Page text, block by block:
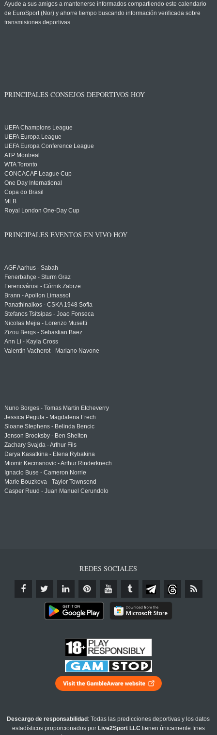
Ayude a sus amigos a mantenerse informados compartiendo este calendario
de EuroSport (Nor) y ahorre tiempo buscando información verificada sobre
transmisiones deportivas.
PRINCIPALES CONSEJOS DEPORTIVOS HOY
UEFA Champions League
UEFA Europa League
UEFA Europa Conference League
ATP Montreal
WTA Toronto
CONCACAF League Cup
One Day International
Copa do Brasil
MLB
Royal London One-Day Cup
PRINCIPALES EVENTOS EN VIVO HOY
AGF Aarhus - Sabah
Fenerbahçe - Sturm Graz
Ferencvárosi - Górnik Zabrze
Brann - Apollon Limassol
Panathinaikos - CSKA 1948 Sofia
Stefanos Tsitsipas - Joao Fonseca
Nicolas Mejia - Lorenzo Musetti
Zizou Bergs - Sebastian Baez
Ann Li - Kayla Cross
Valentin Vacherot - Mariano Navone
Nuno Borges - Tomas Martin Etcheverry
Jessica Pegula - Magdalena Frech
Sloane Stephens - Belinda Bencic
Jenson Brooksby - Ben Shelton
Zachary Svajda - Arthur Fils
Darya Kasatkina - Elena Rybakina
Miomir Kecmanovic - Arthur Rinderknech
Ignacio Buse - Cameron Norrie
Marie Bouzkova - Taylor Townsend
Casper Ruud - Juan Manuel Cerundolo
REDES SOCIALES
Descargo de responsabilidad : Todas las predicciones deportivas y los datos
estadísticos proporcionados por Live2Sport LLC tienen únicamente fines